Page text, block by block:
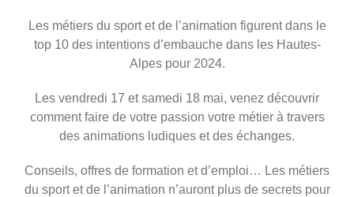
Les métiers du sport et de l’animation figurent dans le
top 10 des intentions d’embauche dans les Hautes-
Alpes pour 2024.
Les vendredi 17 et samedi 18 mai, venez découvrir
comment faire de votre passion votre métier à travers
des animations ludiques et des échanges.
Conseils, offres de formation et d’emploi… Les métiers
du sport et de l’animation n’auront plus de secrets pour